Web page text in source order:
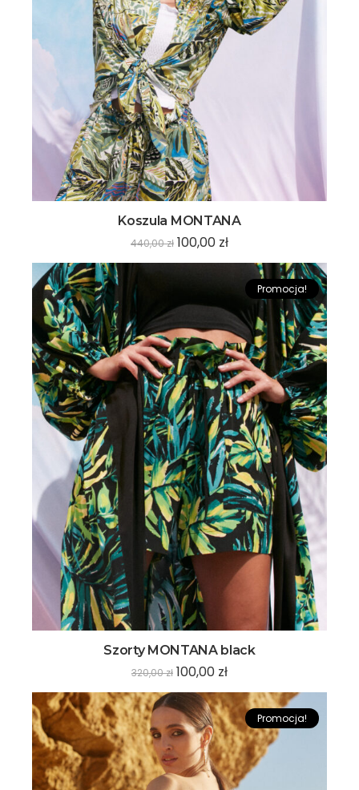
Koszula MONTANA
440,00zł 100,00 zł
Promocja!
Szorty MONTANA black
320,00zł 100,00 zł
Promocja!